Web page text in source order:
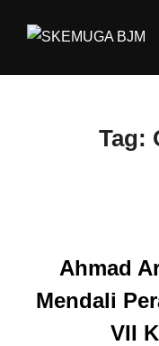
Tag:
Ahmad
Mendali
VII